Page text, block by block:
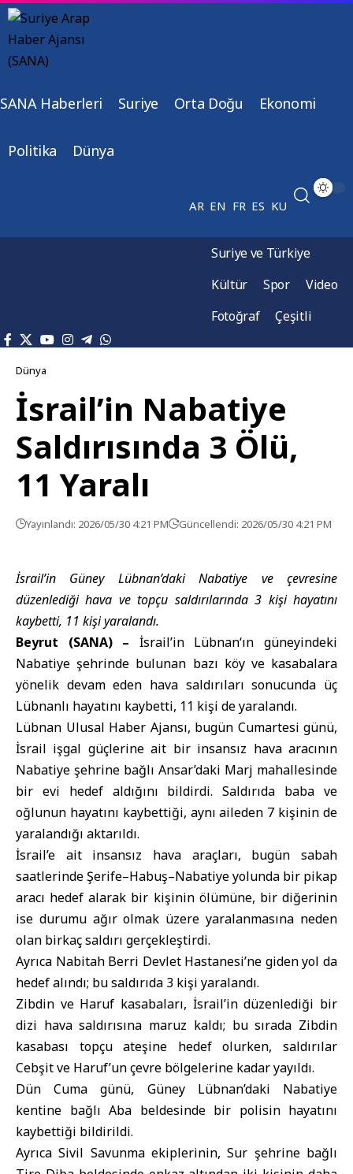
SANA Haberleri Suriye Orta Doğu Ekonomi
Politika Dünya
AR EN FR ES KU
Suriye ve Türkiye
Kültür
Spor
Video
Fotoğraf
Çeşitli
Dünya
İsrail’in Nabatiye
Saldırısında 3 Ölü,
11 Yaralı
Yayınlandı: 2026/05/30 4:21 PM Güncellendi: 2026/05/30 4:21 PM
İsrail’in Güney Lübnan’daki Nabatiye ve çevresine
düzenlediği hava ve topçu saldırılarında 3 kişi hayatını
kaybetti, 11 kişi yaralandı.
Beyrut (SANA) – İsrail’in Lübnan‘ın güneyindeki
Nabatiye şehrinde bulunan bazı köy ve kasabalara
yönelik devam eden hava saldırıları sonucunda üç
Lübnanlı hayatını kaybetti, 11 kişi de yaralandı.
Lübnan Ulusal Haber Ajansı, bugün Cumartesi günü,
İsrail işgal güçlerine ait bir insansız hava aracının
Nabatiye şehrine bağlı Ansar’daki Marj mahallesinde
bir evi hedef aldığını bildirdi. Saldırıda baba ve
oğlunun hayatını kaybettiği, aynı aileden 7 kişinin de
yaralandığı aktarıldı.
İsrail’e ait insansız hava araçları, bugün sabah
saatlerinde Şerife–Habuş–Nabatiye yolunda bir pikap
aracı hedef alarak bir kişinin ölümüne, bir diğerinin
ise durumu ağır olmak üzere yaralanmasına neden
olan birkaç saldırı gerçekleştirdi.
Ayrıca Nabitah Berri Devlet Hastanesi’ne giden yol da
hedef alındı; bu saldırıda 3 kişi yaralandı.
Zibdin ve Haruf kasabaları, İsrail’in düzenlediği bir
dizi hava saldırısına maruz kaldı; bu sırada Zibdin
kasabası topçu ateşine hedef olurken, saldırılar
Cebşit ve Haruf’un çevre bölgelerine kadar yayıldı.
Dün Cuma günü, Güney Lübnan’daki Nabatiye
kentine bağlı Aba beldesinde bir polisin hayatını
kaybettiği bildirildi.
Ayrıca Sivil Savunma ekiplerinin, Sur şehrine bağlı